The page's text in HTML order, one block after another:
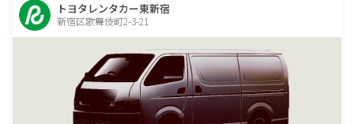
トヨタレンタカー東新宿
新宿区歌舞伎町2-3-21